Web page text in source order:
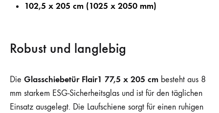
102,5 x 205 cm (1025 x 2050 mm)
Robust und langlebig
Die Glasschiebetür Flair1 77,5 x 205 cm besteht aus 8
mm starkem ESG-Sicherheitsglas und ist für den täglichen
Einsatz ausgelegt. Die Laufschiene sorgt für einen ruhigen